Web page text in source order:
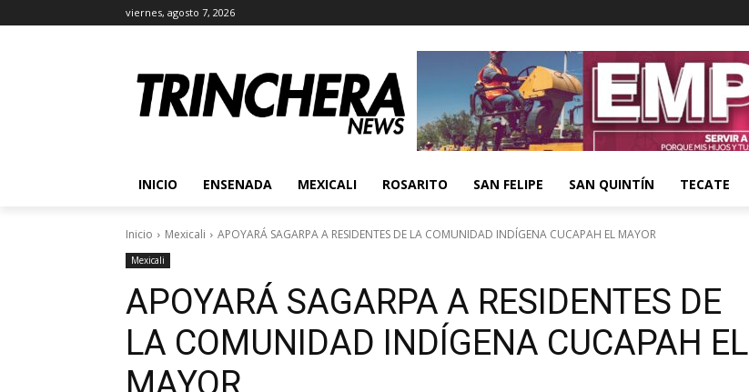
viernes, agosto 7, 2026
INICIO ENSENADA MEXICALI ROSARITO SAN FELIPE SAN QUINTÍN TECATE
Inicio Mexicali APOYARÁ SAGARPA A RESIDENTES DE LA COMUNIDAD INDÍGENA CUCAPAH EL MAYOR
Mexicali
APOYARÁ SAGARPA A RESIDENTES DE
LA COMUNIDAD INDÍGENA CUCAPAH EL
MAYOR